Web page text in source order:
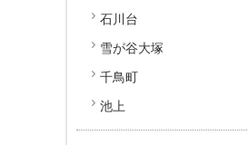
石川台
雪が谷大塚
千鳥町
池上